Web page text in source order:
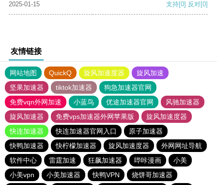
2025-01-15 支持[0] 反对[0]
友情链接
网站地图 QuickQ 旋风加速度器
旋风加速
坚果加速器
tiktok加速器
狗急加速器官网
免费vqn外网加速
小蓝鸟 优途加速器官网
风驰加速器
旋风加速器
免费vps加速器外网苹果版
旋风加速度器
快连加速器
快连加速器官网入口
原子加速器
快鸭加速器
快柠檬加速器 旋风加速度器
外网网址导航
软件中心
雷霆加速 狂飙加速器 哔咔漫画
小美
小美vpn
小美加速器 快鸭VPN
烧饼哥加速器